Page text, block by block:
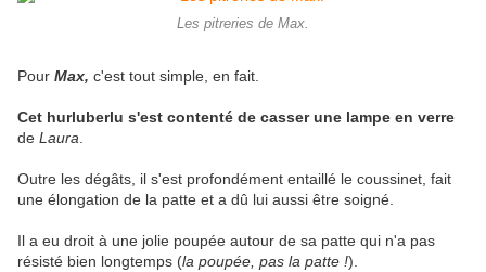
Les pitreries de Max.
Pour Max, c'est tout simple, en fait.
Cet hurluberlu s'est contenté de casser une lampe en verre
de Laura
Outre les dégâts, il s'est profondément entaillé le coussinet, fait
une élongation de la patte et a dû lui aussi être soigné.
Il a eu droit à une jolie poupée autour de sa patte qui n'a pas
résisté bien longtemps (la poupée, pas la patte !).